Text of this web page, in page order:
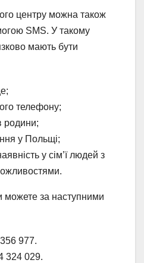
центру можна також
SMS. У такому
мають бути
телефону;
родини;
у Польщі;
у сім’ї людей з
можете за наступними
977.
324 029.